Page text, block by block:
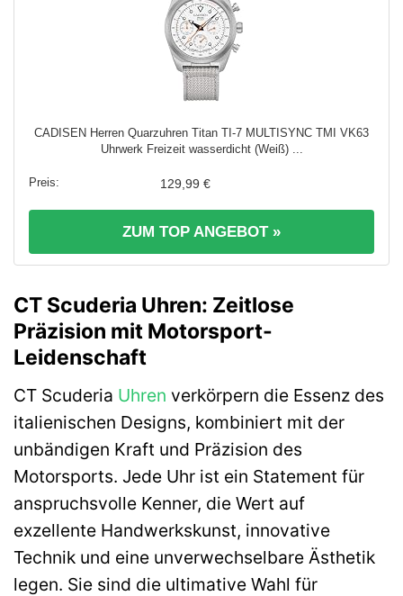
CADISEN Herren Quarzuhren Titan TI-7 MULTISYNC TMI VK63
Uhrwerk Freizeit wasserdicht (Weiß) ...
129,99 €
ZUM TOP ANGEBOT »
CT Scuderia Uhren: Zeitlose
Präzision mit Motorsport-
Leidenschaft
CT Scuderia Uhren verkörpern die Essenz des
italienischen Designs, kombiniert mit der
unbändigen Kraft und Präzision des
Motorsports. Jede Uhr ist ein Statement für
anspruchsvolle Kenner, die Wert auf
exzellente Handwerkskunst, innovative
Technik und eine unverwechselbare Ästhetik
legen. Sie sind die ultimative Wahl für